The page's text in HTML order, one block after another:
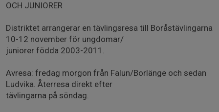
OCH JUNIORER
Distriktet arrangerar en tävlingsresa till Boråstävlingarna
10-12 november för ungdomar/
juniorer födda 2003-2011.
Avresa: fredag morgon från Falun/Borlänge och sedan
Ludvika. Återresa direkt efter
tävlingarna på söndag.